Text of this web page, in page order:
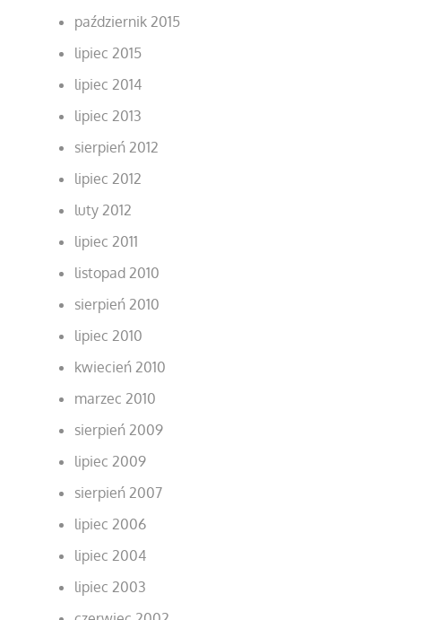
październik 2015
lipiec 2015
lipiec 2014
lipiec 2013
sierpień 2012
lipiec 2012
luty 2012
lipiec 2011
listopad 2010
sierpień 2010
lipiec 2010
kwiecień 2010
marzec 2010
sierpień 2009
lipiec 2009
sierpień 2007
lipiec 2006
lipiec 2004
lipiec 2003